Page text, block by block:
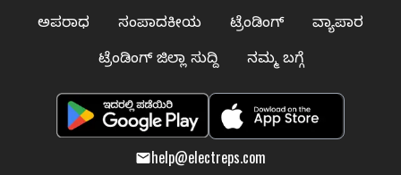
ಅಪರಾಧ
ಸಂಪಾದಕೀಯ ಟ್ರೆಂಡಿಂಗ್
ವ್ಯಾಪಾರ
ಟ್ರೆಂಡಿಂಗ್ ಜಿಲ್ಲಾ ಸುದ್ದಿ
ನಮ್ಮ ಬಗ್ಗೆ
help@electreps.com